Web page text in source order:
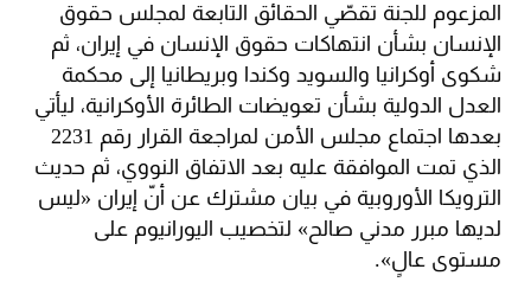
المزعوم للجنة تقصّي الحقائق التابعة لمجلس حقوق
الإنسان بشأن انتهاكات حقوق الإنسان في إيران، ثم
شكوى أوكرانيا والسويد وكندا وبريطانيا إلى محكمة
العدل الدولية بشأن تعويضات الطائرة الأوكرانية، ليأتي
بعدها اجتماع مجلس الأمن لمراجعة القرار رقم 2231
الذي تمت الموافقة عليه بعد الاتفاق النووي، ثم حديث
الترويكا الأوروبية في بيان مشترك عن أنّ إيران «ليس
لديها مبرر مدني صالح» لتخصيب اليورانيوم على
مستوى عالٍ».